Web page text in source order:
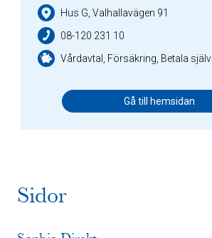
Hus G, Valhallavägen 91
08-120 231 10
Vårdavtal, Försäkring, Betala själv
Gå till hemsidan
Sidor